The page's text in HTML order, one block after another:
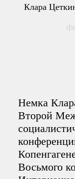
Клара
Немка
Второй
Восьмого